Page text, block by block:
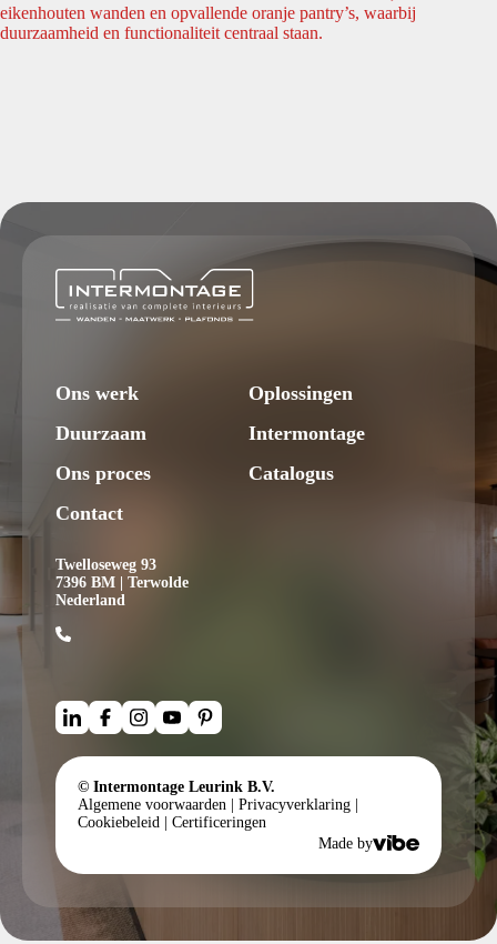
eikenhouten wanden en opvallende oranje pantry’s, waarbij
duurzaamheid en functionaliteit centraal staan.
Ons werk
Oplossingen
Duurzaam
Intermontage
Ons proces
Catalogus
Contact
Twelloseweg 93
7396 BM | Terwolde
Nederland
© Intermontage Leurink B.V.
Algemene voorwaarden
Privacyverklaring
Cookiebeleid
Certificeringen
Made by